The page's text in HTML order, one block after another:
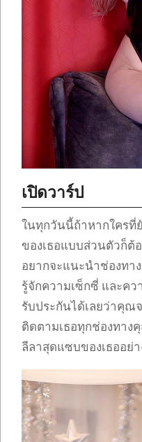
เปิดวาร์ป
ในทุกวันนี้ถ้าหากใครที่
ของเธอแบบส่วนตัวก็ต้
อยากจะแนะนำช่องทา
รู้จักความเซ็กซี่ และคว
รับประกันได้เลยว่าคุณ
ติดตามเธอทุกช่องทาง
ลีลาสุดแซบของเธออย่